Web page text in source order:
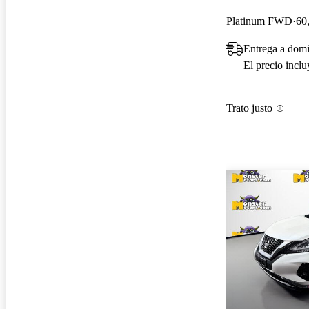
Platinum FWD
Entrega a
El precio
Trato justo